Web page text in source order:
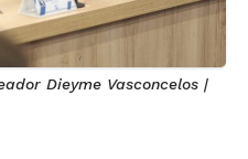
Dieyme Vasconcelos |